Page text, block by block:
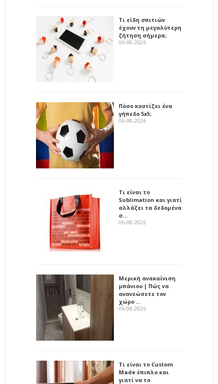
Τι είδη σπιτιών
έχουν τη μεγαλύτερη
ζήτηση σήμερα;
06-08-2026
Πόσο κοστίζει ένα
γήπεδο 5x5;
06-08-2026
Τι είναι το
Sublimation και γιατί
αλλάζει τα δεδομένα
σ…
06-08-2026
Μερική ανακαίνιση
μπάνιου | Πώς να
ανανεώσετε τον
χώρο …
06-08-2026
Τι είναι το Custom
Made έπιπλο και
γιατί να το